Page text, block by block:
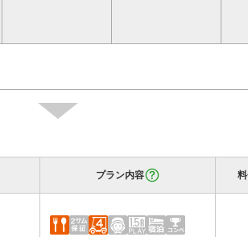
プラン内容